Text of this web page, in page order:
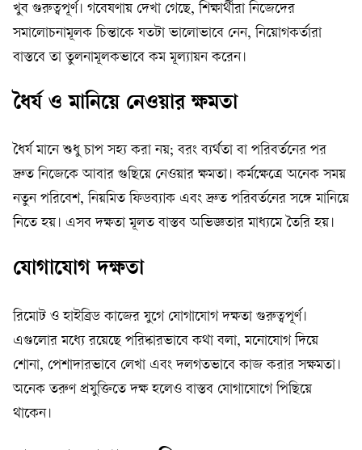
খুব গুরুত্বপূর্ণ। গবেষণায় দেখা গেছে, শিক্ষার্থীরা নিজেদের
সমালোচনামূলক চিন্তাকে যতটা ভালোভাবে নেন, নিয়োগকর্তারা
বাস্তবে তা তুলনামূলকভাবে কম মূল্যায়ন করেন।
ধৈর্য ও মানিয়ে নেওয়ার ক্ষমতা
ধৈর্য মানে শুধু চাপ সহ্য করা নয়; বরং ব্যর্থতা বা পরিবর্তনের পর
দ্রুত নিজেকে আবার গুছিয়ে নেওয়ার ক্ষমতা। কর্মক্ষেত্রে অনেক সময়
নতুন পরিবেশ, নিয়মিত ফিডব্যাক এবং দ্রুত পরিবর্তনের সঙ্গে মানিয়ে
নিতে হয়। এসব দক্ষতা মূলত বাস্তব অভিজ্ঞতার মাধ্যমে তৈরি হয়।
যোগাযোগ দক্ষতা
রিমোট ও হাইব্রিড কাজের যুগে যোগাযোগ দক্ষতা গুরুত্বপূর্ণ।
এগুলোর মধ্যে রয়েছে পরিষ্কারভাবে কথা বলা, মনোযোগ দিয়ে
শোনা, পেশাদারভাবে লেখা এবং দলগতভাবে কাজ করার সক্ষমতা।
অনেক তরুণ প্রযুক্তিতে দক্ষ হলেও বাস্তব যোগাযোগে পিছিয়ে
থাকেন।